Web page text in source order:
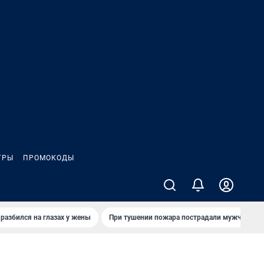
ПРОМОКОДЫ
на глазах у жены При тушении пожара пострадали мужчины